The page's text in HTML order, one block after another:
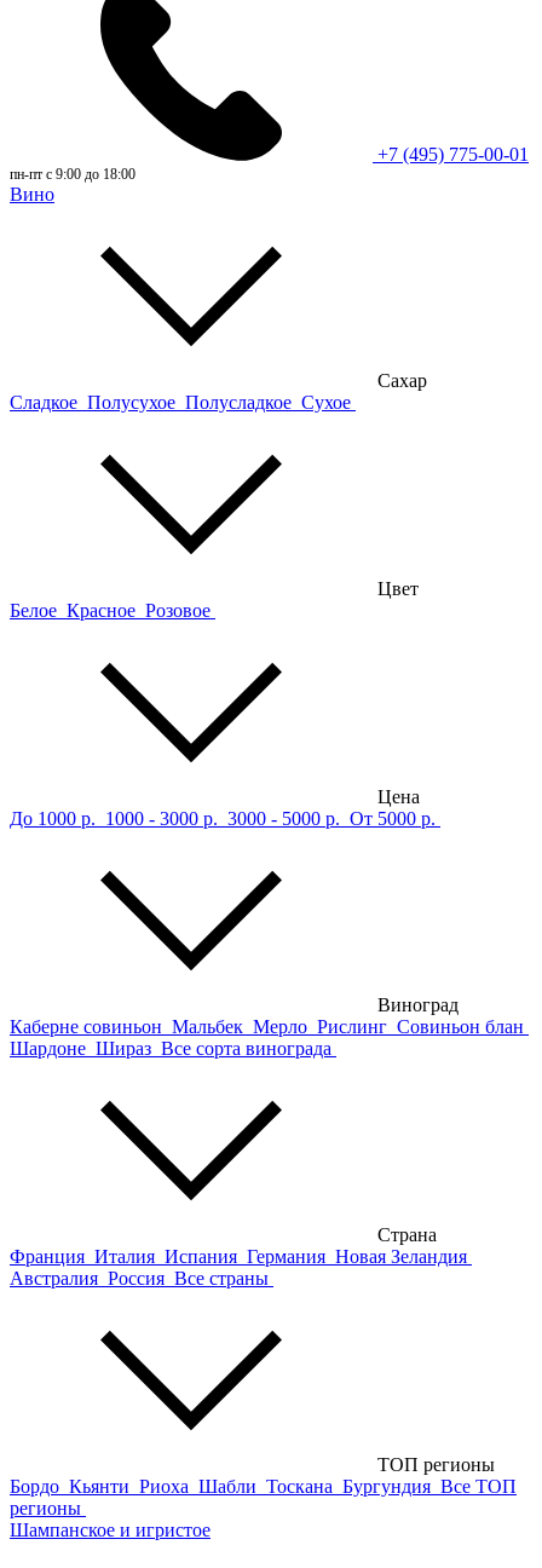
+7 (495) 775-00-01
пн-пт с 9:00 до 18:00
Вино
Сахар
Сладкое Полусухое Полусладкое Сухое
Цвет
Белое Красное Розовое
Цена
До 1000 р. 1000 - 3000 р. 3000 - 5000 р. От 5000 р.
Виноград
Каберне совиньон Мальбек Мерло Рислинг Совиньон блан
Шардоне Шираз Все сорта винограда
Страна
Франция Италия Испания Германия Новая Зеландия
Австралия Россия Все страны
ТОП регионы
Бордо Кьянти Риоха Шабли Тоскана Бургундия Все ТОП
регионы
Шампанское и игристое